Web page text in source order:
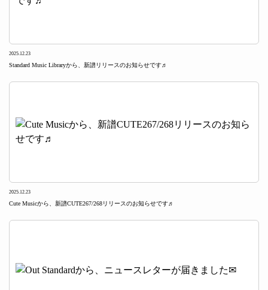
2025.12.23
Standard Music Libraryから、新譜リリースのお知らせです♬
2025.12.23
Cute Musicから、新譜CUTE267/268リリースのお知らせです♬